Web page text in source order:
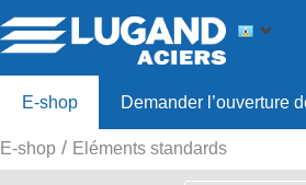
E-shop Demander l’ouverture
Offre 80ans
E-shop Eléments standards